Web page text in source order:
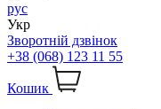
рус
Укр
Зворотній дзвінок
+38 (068) 123 11 55
Кошик